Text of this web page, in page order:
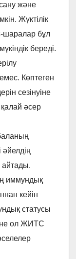
және
Жүктілік
шаралар бұл
береді.
Көптеген
сезінуіне
әсер
айтады.
иммундық
кейін
статусы
ол ЖИТС